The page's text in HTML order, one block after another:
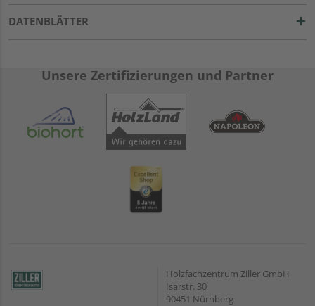
DATENBLÄTTER
Unsere Zertifizierungen und Partner
Holzfachzentrum Ziller GmbH
Isarstr. 30
90451 Nürnberg